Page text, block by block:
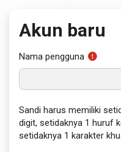
Akun baru
Nama pengguna
Sandi harus memiliki
digit, setidaknya 1 huruf
setidaknya 1 karakter